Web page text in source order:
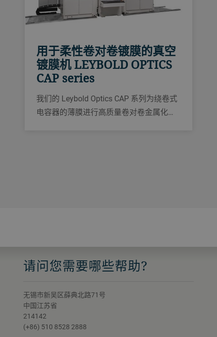
用于柔性卷对卷镀膜的真空
镀膜机 LEYBOLD OPTICS
CAP series
我们的 Leybold Optics CAP 系列为绕卷式
电容器的薄膜进行高质量卷对卷金属化，
请问您需要哪些帮助?
无锡市新吴区薛典北路71号
中国江苏省
214142
(+86) 510 8528 2888